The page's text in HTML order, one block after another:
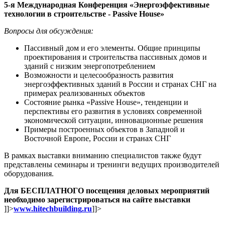
5-я Международная Конференция «Энергоэффективные
технологии в строительстве - Passive House»
Вопросы для обсуждения:
Пассивный дом и его элементы. Общие принципы
проектирования и строительства пассивных домов и
зданий с низким энергопотреблением
Возможности и целесообразность развития
энергоэффективных зданий в России и странах СНГ на
примерах реализованных объектов
Состояние рынка «Passive House», тенденции и
перспективы его развития в условиях современной
экономической ситуации, инновационные решения
Примеры построенных объектов в Западной и
Восточной Европе, России и странах СНГ
В рамках выставки вниманию специалистов также будут
представлены семинары и тренинги ведущих производителей
оборудования.
Для БЕСПЛАТНОГО посещения деловых мероприятий
необходимо зарегистрироваться на сайте выставки
]]>www.hitechbuilding.ru]]>